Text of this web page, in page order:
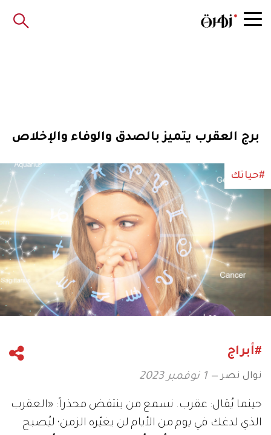
برج العقرب يتميز بالصدق والوفاء والإخلاص
#حياتك
#أبراج
نوال نصر 1 نوفمبر 2023
حينما يُقال: عقرب. نسمع من ينتفض محذراً: «العقرب
الذي لدغك في يوم من الأيام لن يغيّره الزمن؛ ليُصبح